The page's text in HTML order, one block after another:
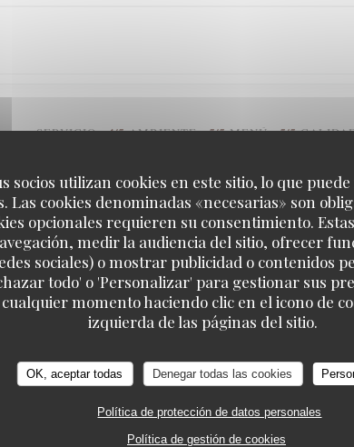
socios utilizan cookies en este sitio, lo que
Las cookies denominadas «necesarias» son
opcionales requieren su consentimiento.
medir la audiencia del sitio, ofrecer
sociales) o mostrar publicidad o contenidos
todo' o 'Personalizar' para gestionar sus
cualquier momento haciendo clic en el icono de
izquierda de las páginas del sitio.
OK, aceptar todas Denegar todas las cookies
Política de protección de datos personales
Política de gestión de cookies
SERVICIO: 4/5 AMBIENTE: 5/5 MENÚ: 5/5
SERVICIO : 4/5 AMBIENTE : 5/5 MENÚ: 5/5
Le cadre est chaleureux et d’un autre temps
agréable et de bon ton. Merci à toute l’équipe